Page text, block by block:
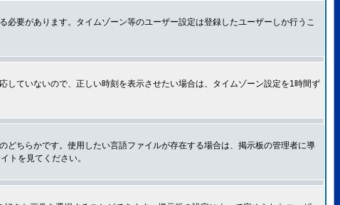
要があります。タイムゾーン等のユーザー設定は登録したユーザーしか行うこ
ていないので、正しい時刻を表示させたい場合は、タイムゾーン設定を1時間ず
ちらかです。使用したい言語ファイルが存在する場合は、掲示板の管理者に導
トを見てください。